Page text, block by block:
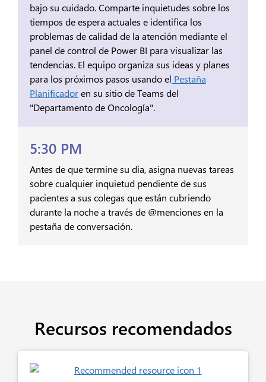
bajo su cuidado. Comparte inquietudes sobre los
tiempos de espera actuales e identifica los
problemas de calidad de la atención mediante el
panel de control de Power BI para visualizar las
tendencias. El equipo organiza sus ideas y planes
para los próximos pasos usando el Pestaña
Planificadoren su sitio de Teams del
"Departamento de Oncología".
5:30 PM
Antes de que termine su día, asigna nuevas tareas
sobre cualquier inquietud pendiente de sus
pacientes a sus colegas que están cubriendo
durante la noche a través de @menciones en la
pestaña de conversación.
Recursos recomendados